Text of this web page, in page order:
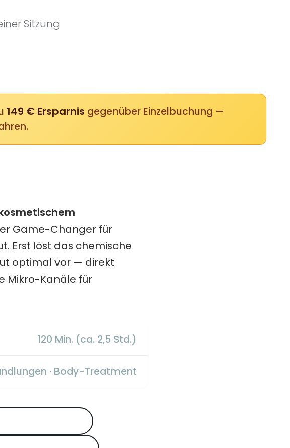
Sitzung
149 € Ersparnis gegenüber Einzelbuchung —
Game-Changer für
Erst löst das chemische
optimal vor — direkt
Mikro-Kanäle für
120 Min. (ca. 2,5 Std.)
· Body-Treatment